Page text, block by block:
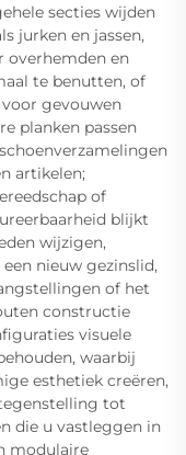
secties wijden
jurken en jassen,
overhemden en
te benutten, of
gevouwen
planken passen
artikelen;
of
blijkt
wijzigen,
nieuw gezinslid,
of het
constructie
visuele
waarbij
esthetiek creëren,
tot
die u vastleggen in
modulaire